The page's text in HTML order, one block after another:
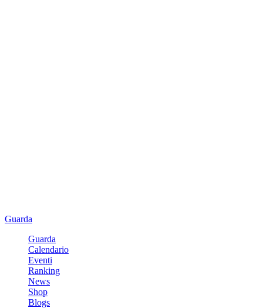
Guarda
Guarda
Calendario
Eventi
Ranking
News
Shop
Blogs